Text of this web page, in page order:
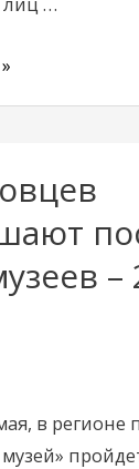
–
в регионе